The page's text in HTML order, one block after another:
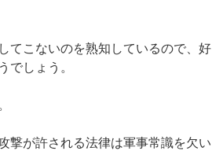
てこないのを熟知しているので、好
でしょう。
撃が許される法律は軍事常識を欠い